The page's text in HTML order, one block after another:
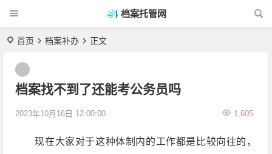
档案托管网
首页 档案补办 正文
档案找不到了还能考公务员吗
2023年10月16日 12:00:00 1,605
现在大家对于这种体制内的工作都是比较向往的，